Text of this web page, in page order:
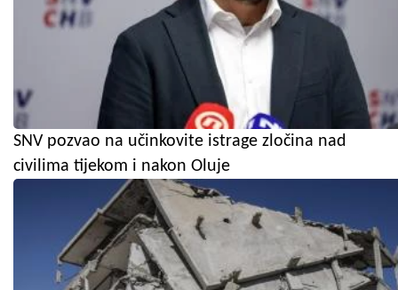
SNV pozvao na učinkovite istrage zločina nad
civilima tijekom i nakon Oluje